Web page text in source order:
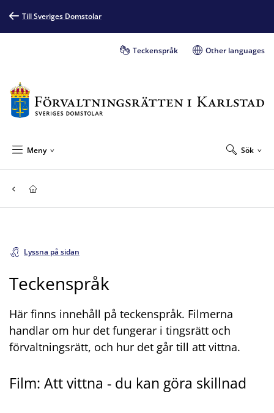
Till Sveriges Domstolar
Teckenspråk Other languages
Sök
Meny
Lyssna på sidan
Teckenspråk
Här finns innehåll på teckenspråk. Filmerna
handlar om hur det fungerar i tingsrätt och
förvaltningsrätt, och hur det går till att vittna.
Film: Att vittna - du kan göra skillnad